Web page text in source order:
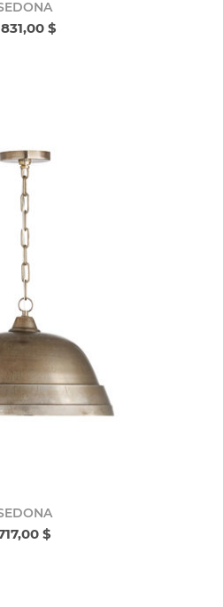
831,00 $
$